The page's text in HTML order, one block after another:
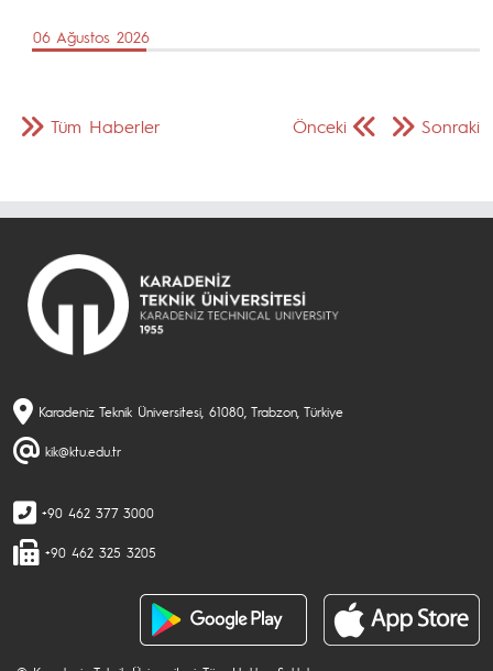
06 Ağustos 2026
Önceki Sonraki
Tüm Haberler
Karadeniz Teknik Üniversitesi, 61080, Trabzon, Türkiye
kik@ktu.edu.tr
+90 462 377 3000
+90 462 325 3205